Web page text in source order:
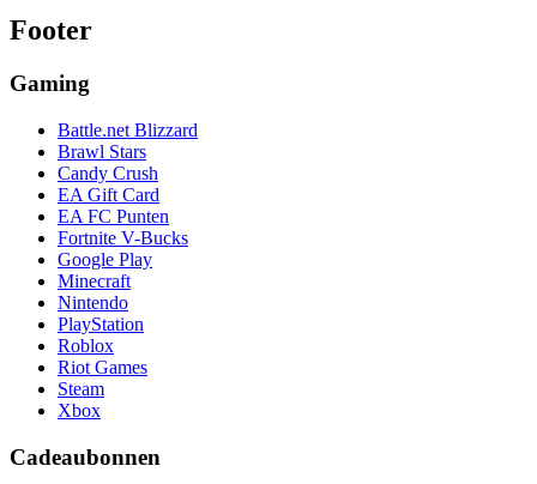
Footer
Gaming
Battle.net Blizzard
Brawl Stars
Candy Crush
EA Gift Card
EA FC Punten
Fortnite V-Bucks
Google Play
Minecraft
Nintendo
PlayStation
Roblox
Riot Games
Steam
Xbox
Cadeaubonnen